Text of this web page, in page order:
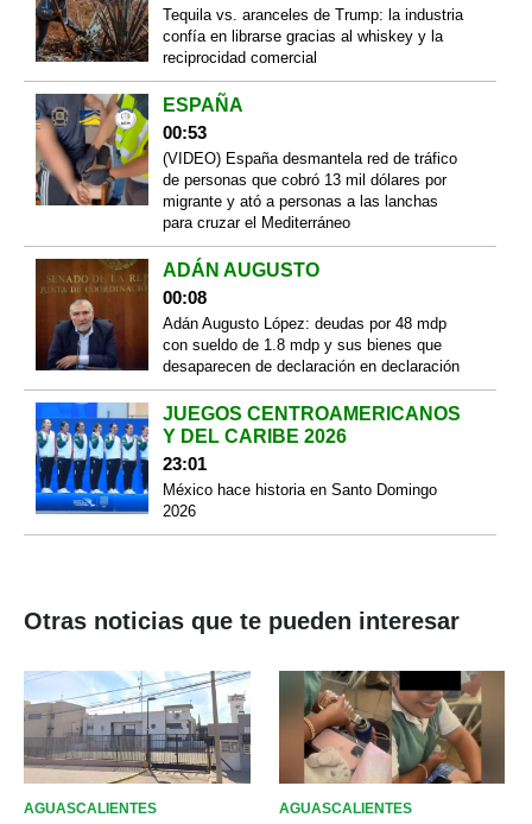
Tequila vs. aranceles de Trump: la industria
confía en librarse gracias al whiskey y la
reciprocidad comercial
ESPAÑA
00:53
(VIDEO) España desmantela red de tráfico
de personas que cobró 13 mil dólares por
migrante y ató a personas a las lanchas
para cruzar el Mediterráneo
ADÁN AUGUSTO
00:08
Adán Augusto López: deudas por 48 mdp
con sueldo de 1.8 mdp y sus bienes que
desaparecen de declaración en declaración
JUEGOS CENTROAMERICANOS
Y DEL CARIBE 2026
23:01
México hace historia en Santo Domingo
2026
Otras noticias que te pueden interesar
AGUASCALIENTES AGUASCALIENTES